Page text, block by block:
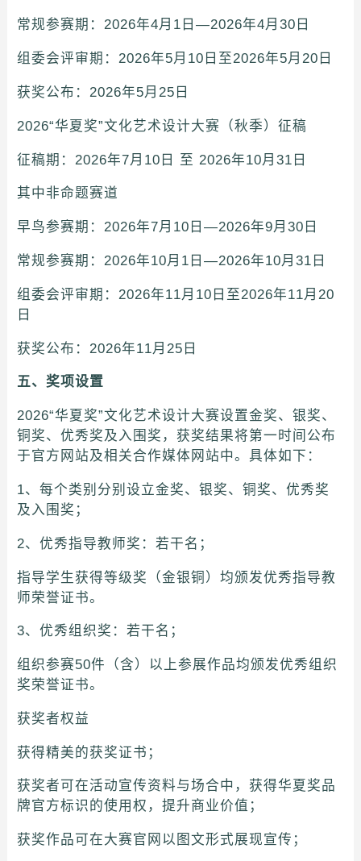
常规参赛期：2026年4月1日—2026年4月30日
组委会评审期：2026年5月10日至2026年5月20日
获奖公布：2026年5月25日
2026“华夏奖”文化艺术设计大赛（秋季）征稿
征稿期：2026年7月10日 至 2026年10月31日
其中非命题赛道
早鸟参赛期：2026年7月10日—2026年9月30日
常规参赛期：2026年10月1日—2026年10月31日
组委会评审期：2026年11月10日至2026年11月20
日
获奖公布：2026年11月25日
五、奖项设置
2026“华夏奖”文化艺术设计大赛设置金奖、银奖、
铜奖、优秀奖及入围奖，获奖结果将第一时间公布
于官方网站及相关合作媒体网站中。具体如下：
1、每个类别分别设立金奖、银奖、铜奖、优秀奖
及入围奖；
2、优秀指导教师奖：若干名；
指导学生获得等级奖（金银铜）均颁发优秀指导教
师荣誉证书。
3、优秀组织奖：若干名；
组织参赛50件（含）以上参展作品均颁发优秀组织
奖荣誉证书。
获奖者权益
获得精美的获奖证书；
获奖者可在活动宣传资料与场合中，获得华夏奖品
牌官方标识的使用权，提升商业价值；
获奖作品可在大赛官网以图文形式展现宣传；